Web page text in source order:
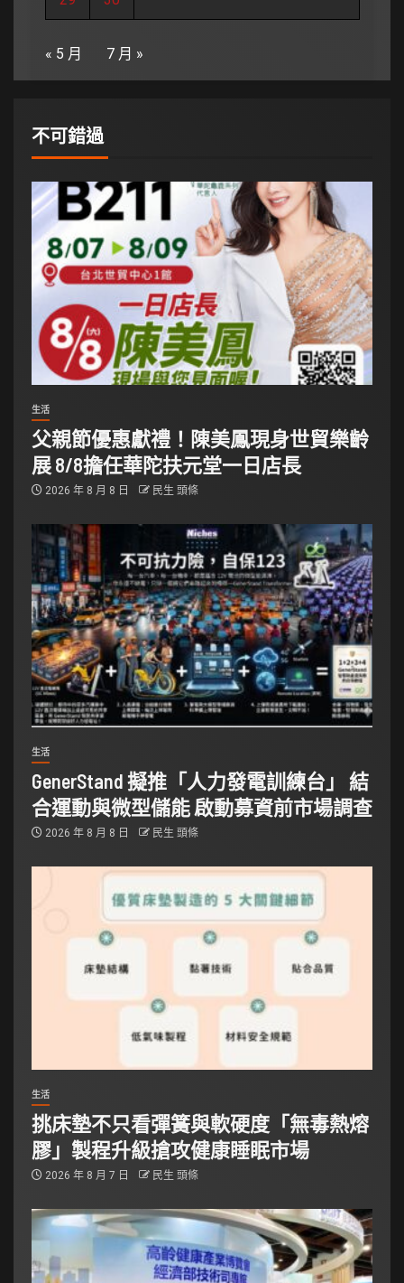
« 5 月 7 月 »
不可錯過
生活
父親節優惠獻禮！陳美鳳現身世貿樂齡
展 8/8擔任華陀扶元堂一日店長
2026 年 8 月 8 日 民生 頭條
生活
GenerStand 擬推「人力發電訓練台」 結
合運動與微型儲能 啟動募資前市場調查
2026 年 8 月 8 日 民生 頭條
生活
挑床墊不只看彈簧與軟硬度「無毒熱熔
膠」製程升級搶攻健康睡眠市場
2026 年 8 月 7 日 民生 頭條